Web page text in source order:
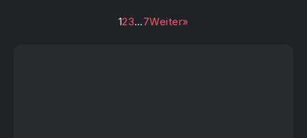
123…7Weiter»